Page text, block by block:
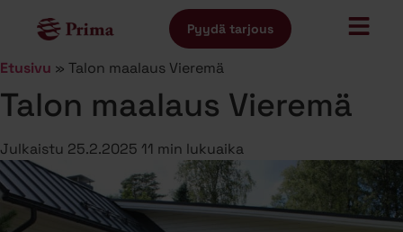
Pyydä tarjous
Etusivu » Talon maalaus Vieremä
Talon maalaus Vieremä
Julkaistu 25.2.2025 11 min lukuaika